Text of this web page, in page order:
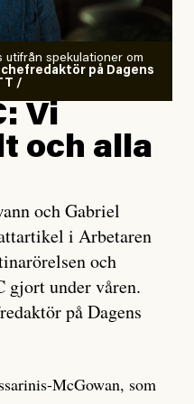
utifrån spekulationer om
på Dagens
/
Vi
och alla
och Gabriel
i Arbetaren
och
gjort under våren.
på Dagens
McGowan, som